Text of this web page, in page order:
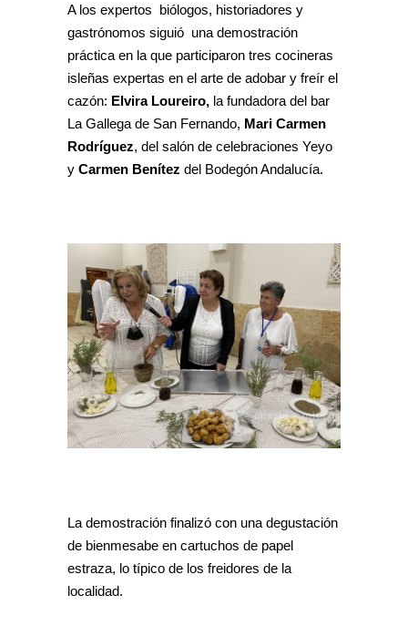
A los expertos biólogos, historiadores y
gastrónomos siguió una demostración
práctica en la que participaron tres cocineras
isleñas expertas en el arte de adobar y freír el
cazón: Elvira Loureiro, la fundadora del bar
La Gallega de San Fernando, Mari Carmen
Rodríguez, del salón de celebraciones Yeyo
y Carmen Benítez del Bodegón Andalucía.
La demostración finalizó con una degustación
de bienmesabe en cartuchos de papel
estraza, lo típico de los freidores de la
localidad.